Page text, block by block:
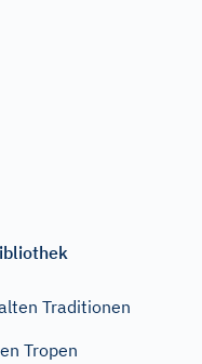
Traditionen
Tropen